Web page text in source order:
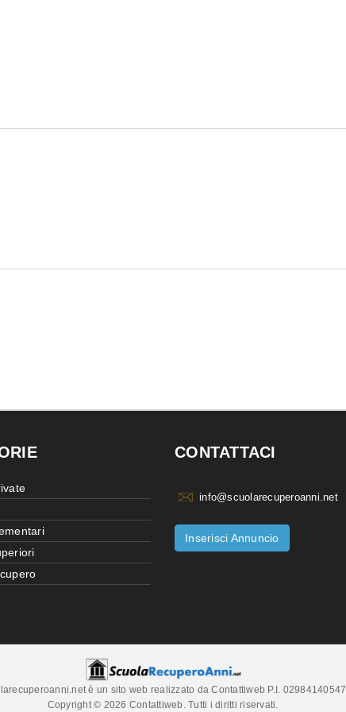
CONTATTACI
info@scuolarecuperoanni.net
Inserisci Annuncio
è un sito web realizzato da Contattiweb P.I. 02984140547
Copyright © 2026 Contattiweb. Tutti i diritti riservati.